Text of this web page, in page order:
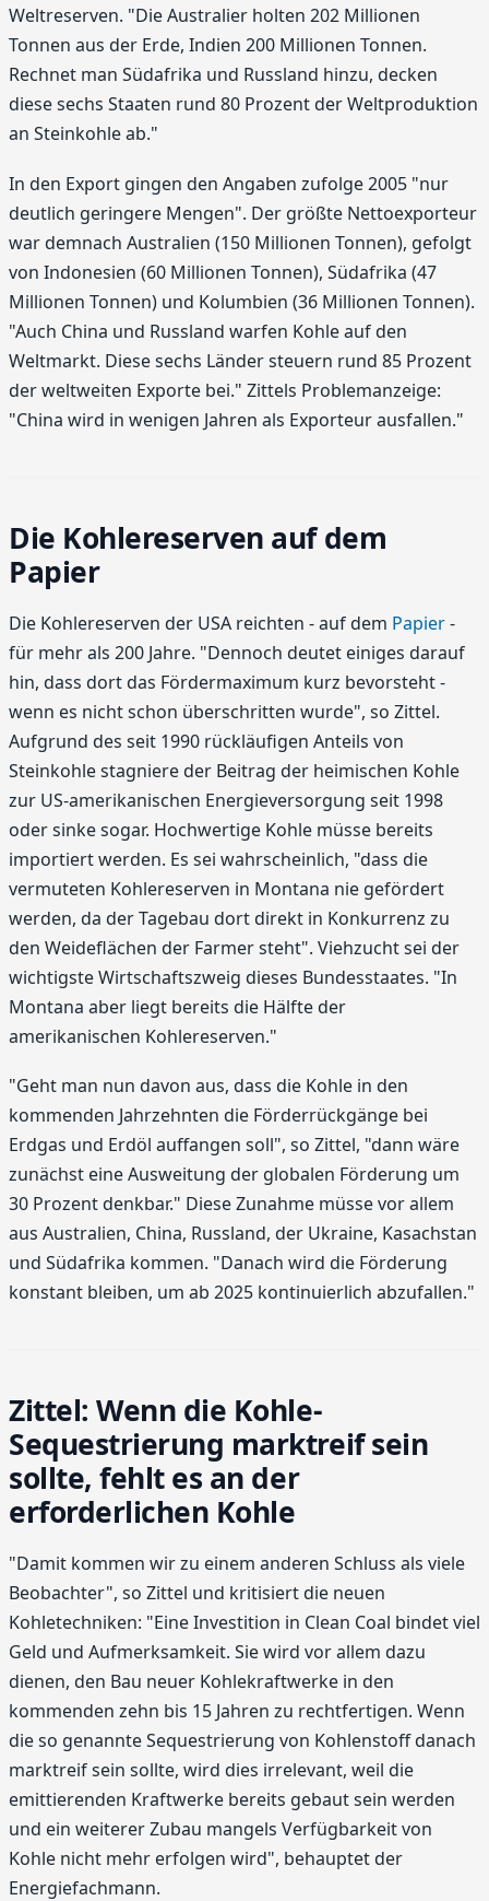
Weltre­serven. "Die Australier holten 202 Millionen
Tonnen aus der Erde, Indien 200 Millionen Tonnen.
Rechnet man Südafrika und Russland hinzu, decken
diese sechs Staaten rund 80 Prozent der Weltproduktion
an Steinkohle ab."
In den Export gingen den Angaben zufolge 2005 "nur
deutlich geringere Mengen". Der größte Nettoexporteur
war demnach Australien (150 Millionen Tonnen), gefolgt
von Indonesien (60 Millionen Tonnen), Südafrika (47
Millionen Tonnen) und Kolumbien (36 Millionen Tonnen).
"Auch China und Russland warfen Kohle auf den
Weltmarkt. Diese sechs Länder steuern rund 85 Prozent
der weltweiten Exporte bei." Zittels Problemanzeige:
"China wird in wenigen Jahren als Exporteur ausfallen."
Die Kohlereserven auf dem
Papier
Die Kohlereserven der USA reichten - auf dem Papier-
für mehr als 200 Jahre. "Dennoch deutet einiges darauf
hin, dass dort das Fördermaximum kurz bevorsteht -
wenn es nicht schon überschritten wurde", so Zittel.
Aufgrund des seit 1990 rückläufigen Anteils von
Steinkohle stagniere der Beitrag der heimischen Kohle
zur US-amerikanischen Energieversorgung seit 1998
oder sinke sogar. Hochwertige Kohle müsse bereits
importiert werden. Es sei wahrscheinlich, "dass die
vermuteten Kohlereserven in Montana nie gefördert
werden, da der Tagebau dort direkt in Konkurrenz zu
den Weideflächen der Farmer steht". Viehzucht sei der
wichtigste Wirtschaftszweig dieses Bundesstaates. "In
Montana aber liegt bereits die Hälfte der
amerikanischen Kohlereserven."
"Geht man nun davon aus, dass die Kohle in den
kommenden Jahrzehnten die Förder­rückgänge bei
Erdgas und Erdöl auffangen soll", so Zittel, "dann wäre
zunächst eine Ausweitung der globalen Förderung um
30 Prozent denkbar." Diese Zunahme müsse vor allem
aus Aust­ralien, China, Russland, der Ukraine, Kasachstan
und Südafrika kommen. "Danach wird die Förderung
konstant bleiben, um ab 2025 kontinuierlich abzufallen."
Zittel: Wenn die Kohle-
Sequestrierung marktreif sein
sollte, fehlt es an der
erforderlichen Kohle
"Damit kommen wir zu einem anderen Schluss als viele
Beobachter", so Zittel und kritisiert die neuen
Kohletechniken: "Eine Investition in Clean Coal bindet viel
Geld und Aufmerksamkeit. Sie wird vor allem dazu
dienen, den Bau neuer Kohlekraftwerke in den
kommenden zehn bis 15 Jahren zu rechtfertigen. Wenn
die so genannte Sequestrierung von Kohlenstoff danach
marktreif sein sollte, wird dies irrelevant, weil die
emittierenden Kraftwerke bereits gebaut sein werden
und ein weiterer Zubau mangels Verfügbarkeit von
Kohle nicht mehr erfolgen wird", behauptet der
Energiefachmann.